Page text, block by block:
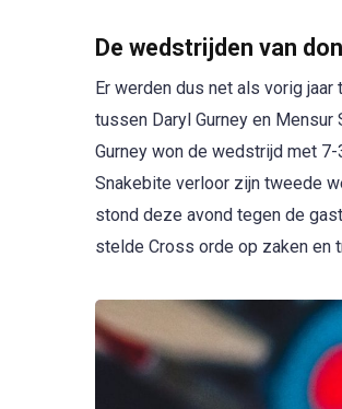
De wedstrijden van
Er werden dus net als vorig
tussen Daryl Gurney en
Gurney won de wedstrijd met
Snakebite verloor zijn tweede
stond deze avond tegen de
stelde Cross orde op zaken en